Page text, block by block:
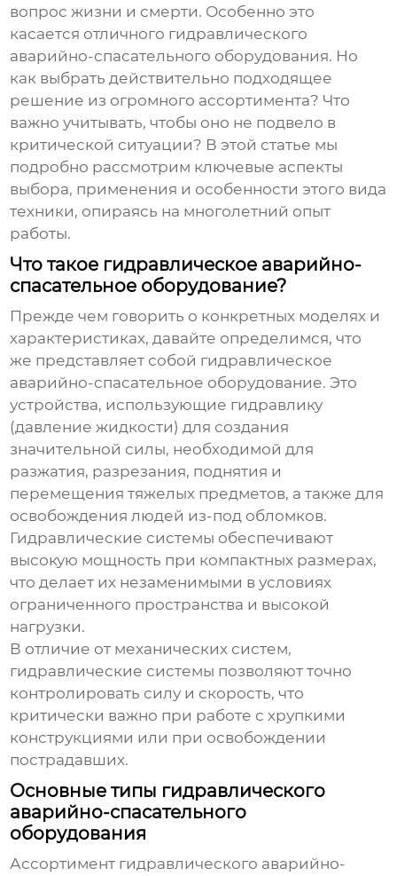
вопрос жизни и смерти. Особенно это
касается отличного гидравлического
аварийно-спасательного оборудования. Но
как выбрать действительно подходящее
решение из огромного ассортимента? Что
важно учитывать, чтобы оно не подвело в
критической ситуации? В этой статье мы
подробно рассмотрим ключевые аспекты
выбора, применения и особенности этого вида
техники, опираясь на многолетний опыт
работы.
Что такое гидравлическое аварийно-
спасательное оборудование?
Прежде чем говорить о конкретных моделях и
характеристиках, давайте определимся, что
же представляет собой гидравлическое
аварийно-спасательное оборудование. Это
устройства, использующие гидравлику
(давление жидкости) для создания
значительной силы, необходимой для
разжатия, разрезания, поднятия и
перемещения тяжелых предметов, а также для
освобождения людей из-под обломков.
Гидравлические системы обеспечивают
высокую мощность при компактных размерах,
что делает их незаменимыми в условиях
ограниченного пространства и высокой
нагрузки.
В отличие от механических систем,
гидравлические системы позволяют точно
контролировать силу и скорость, что
критически важно при работе с хрупкими
конструкциями или при освобождении
пострадавших.
Основные типы гидравлического
аварийно-спасательного
оборудования
Ассортимент гидравлического аварийно-